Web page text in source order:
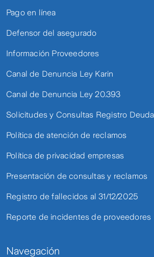
Pago en línea
Defensor del asegurado
Información Proveedores
Canal de Denuncia Ley Karin
Canal de Denuncia Ley 20.393
Solicitudes y Consultas Registro
Política de atención de reclamos
Política de privacidad empresas
Presentación de consultas y reclamos
Registro de fallecidos al 31/12/2025
Reporte de incidentes de proveedores
Navegación